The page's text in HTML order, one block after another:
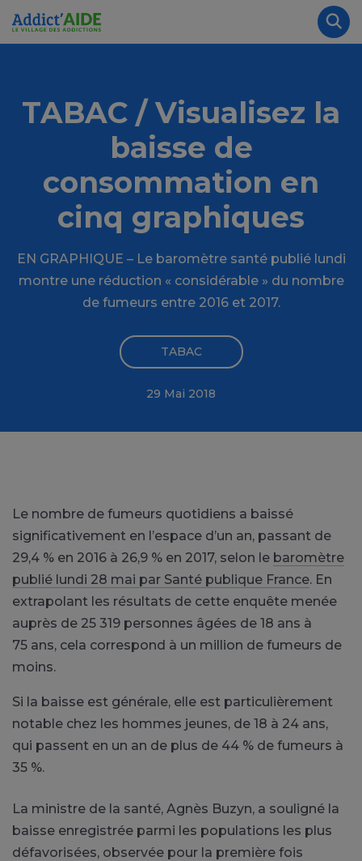
Aller au contenu principal
TABAC / Visualisez la
baisse de
consommation en
cinq graphiques
EN GRAPHIQUE – Le baromètre santé publié lundi
montre une réduction « considérable » du nombre
de fumeurs entre 2016 et 2017.
TABAC
29 Mai 2018
Le nombre de fumeurs quotidiens a baissé
significativement en l’espace d’un an, passant de
29,4 % en 2016 à 26,9 % en 2017, selon le baromètre
publié lundi 28 mai par Santé publique France. En
extrapolant les résultats de cette enquête menée
auprès de 25 319 personnes âgées de 18 ans à
75 ans, cela correspond à un million de fumeurs de
moins.
Si la baisse est générale, elle est particulièrement
notable chez les hommes jeunes, de 18 à 24 ans,
qui passent en un an de plus de 44 % de fumeurs à
35 %.
La ministre de la santé, Agnès Buzyn, a souligné la
baisse enregistrée parmi les populations les plus
défavorisées, observée pour la première fois
Panneau de gestion des cookies